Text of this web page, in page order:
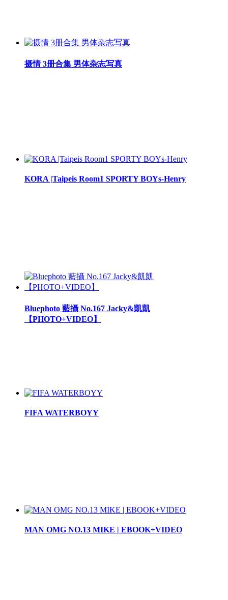
摄情 3册合集 男体杂志写真
KORA |Taipeis Room1 SPORTY BOYs-Henry
Bluephoto 藍攝 No.167 Jacky&凱凱
【PHOTO+VIDEO】
FIFA WATERBOYY
MAN OMG NO.13 MIKE | EBOOK+VIDEO